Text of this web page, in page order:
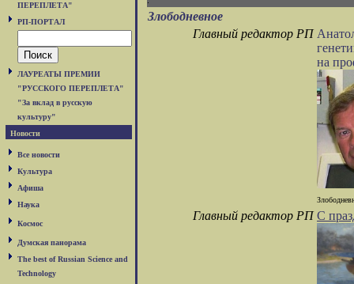
ПЕРЕПЛЕТА"
РП-ПОРТАЛ
ЛАУРЕАТЫ ПРЕМИИ
"РУССКОГО ПЕРЕПЛЕТА"
"За вклад в русскую
культуру"
Новости
Все новости
Культура
Афиша
Наука
Космос
Думская панорама
The best of Russian Science and
Technology
Злободневное
Главный редактор РП
на
Главный редактор РП С